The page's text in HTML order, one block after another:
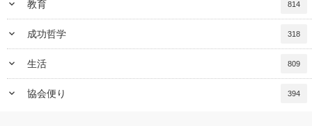
keyboard_arrow_down 教育 814
keyboard_arrow_down 成功哲学 318
keyboard_arrow_down 生活 809
keyboard_arrow_down 協会便り 394